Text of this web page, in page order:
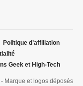
Marque et logos déposés
Politique d’affiliation
Geek et High-Tech